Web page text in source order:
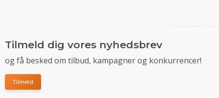
Tilmeld dig vores nyhedsbrev
og få besked om tilbud, kampagner og konkurrencer!
Tilmeld